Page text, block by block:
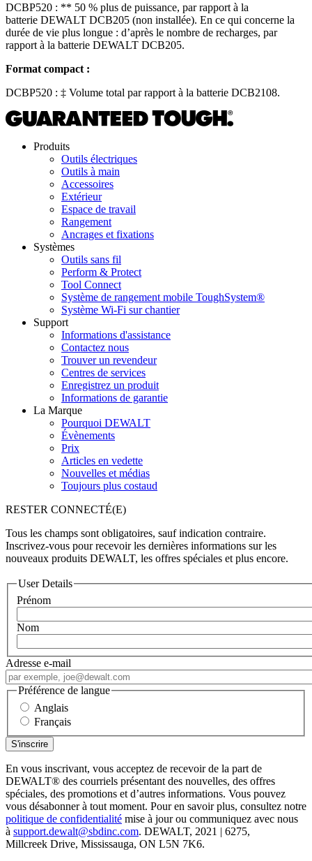
DCBP520 : ** 50 % plus de puissance, par rapport à la
batterie DEWALT DCB205 (non installée). En ce qui concerne la
durée de vie plus longue : d’après le nombre de recharges, par
rapport à la batterie DEWALT DCB205.
Format compact :
DCBP520 : ‡ Volume total par rapport à la batterie DCB2108.
Produits
Outils électriques
Outils à main
Accessoires
Extérieur
Espace de travail
Rangement
Ancrages et fixations
Systèmes
Outils sans fil
Perform & Protect
Tool Connect
Système de rangement mobile ToughSystem®
Système Wi-Fi sur chantier
Support
Informations d'assistance
Contactez nous
Trouver un revendeur
Centres de services
Enregistrez un produit
Informations de garantie
La Marque
Pourquoi DEWALT
Évènements
Prix
Articles en vedette
Nouvelles et médias
Toujours plus costaud
RESTER CONNECTÉ(E)
Tous les champs sont obligatoires, sauf indication contraire.
Inscrivez-vous pour recevoir les dernières informations sur les
nouveaux produits DEWALT, les offres spéciales et plus encore.
User Details
Prénom
Nom
Adresse e-mail
Préférence de langue
Anglais
Français
En vous inscrivant, vous acceptez de recevoir de la part de
DEWALT® des courriels présentant des nouvelles, des offres
spéciales, des promotions et d’autres informations. Vous pouvez
vous désabonner à tout moment. Pour en savoir plus, consultez notre
politique de confidentialité mise à jour ou communiquez avec nous
à support.dewalt@sbdinc.com. DEWALT, 2021 | 6275,
Millcreek Drive, Mississauga, ON L5N 7K6.